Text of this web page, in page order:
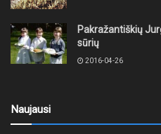
Pakražantiškių
sūrių
2016-04-26
Naujausi